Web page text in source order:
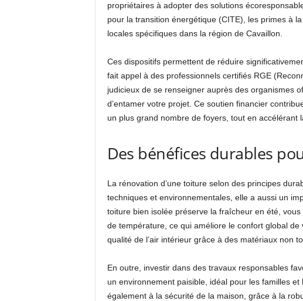
propriétaires à adopter des solutions
pour la transition énergétique (CITE), les primes à
locales spécifiques dans la région de Cavaillon.
Ces dispositifs permettent de réduire
fait appel à des professionnels certifiés RGE
judicieux de se renseigner auprès des organismes
d’entamer votre projet. Ce soutien financier
un plus grand nombre de foyers, tout en accélérant
Des bénéfices durables
La rénovation d’une toiture selon des principes
techniques et environnementales, elle a aussi un
toiture bien isolée préserve la fraîcheur en été,
de température, ce qui améliore le confort global de
qualité de l’air intérieur grâce à des matériaux non
En outre, investir dans des travaux responsables
un environnement paisible, idéal pour les familles
également à la sécurité de la maison, grâce à la